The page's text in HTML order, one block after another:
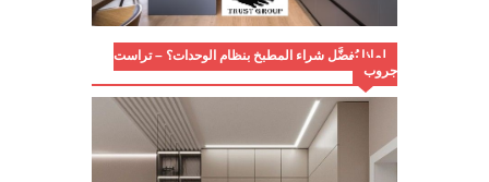
لماذا يُفضَّل شراء المطبخ بنظام الوحدات؟ – تراست
جروب